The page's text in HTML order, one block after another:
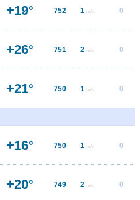
+19° 752 1 m/s 0
+26° 751 2 m/s 0
+21° 750 1 m/s 0
+16° 750 1 m/s 0
+20° 749 2 m/s 0